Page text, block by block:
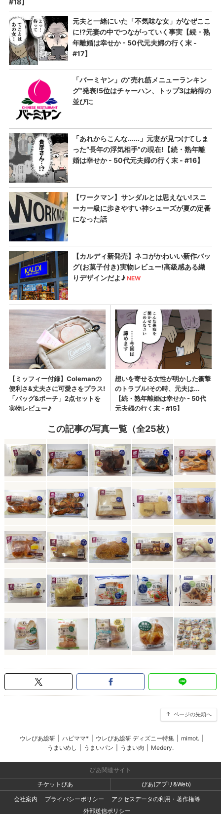
この記事の写真一覧（全25枚）
ページの先頭へ
ウレぴあ総研 ハピママ* ウレぴあ総研 ディズニー特集 mimot.
うまいめし
うまいパン うまい肉 Medery.
ぴあ関連サイト
チケットぴあ
ぴあ(アプリ&Web)
会社案内
プライバシーポリシー
アクセスデータの利用・著作権等
外部送信ポリシー